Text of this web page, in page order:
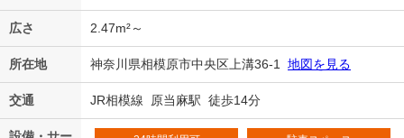
広さ 2.47m²～
所在地 神奈川県相模原市中央区上溝36-1 地図を見る
交通 JR相模線 原当麻駅 徒歩14分